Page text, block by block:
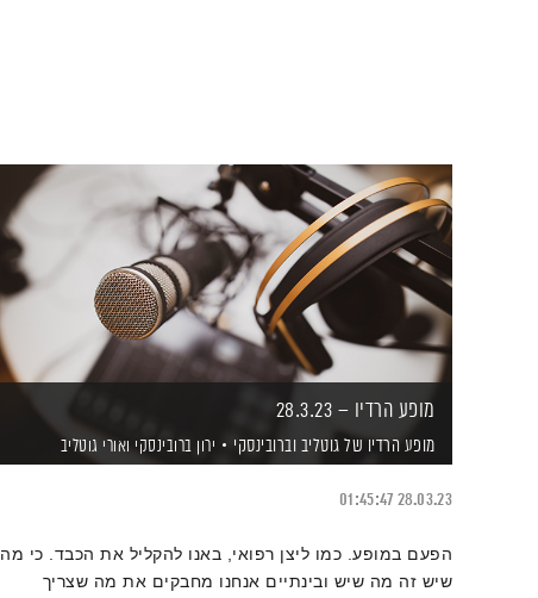
מופע הרדיו – 28.3.23
מופע הרדיו של גוטליב וברובינסקי ירון ברובינסקי ואורי גוטליב
28.03.23
01:45:47
הפעם במופע. כמו ליצן רפואי, באנו להקליל את הכבד. כי מה
שיש זה מה שיש ובינתיים אנחנו מחבקים את מה שצריך